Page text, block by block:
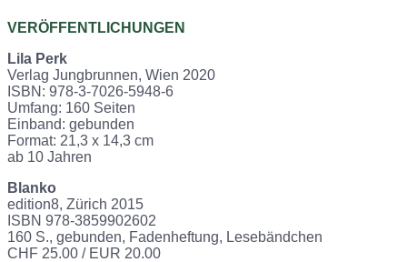
VERÖFFENTLICHUNGEN
Lila Perk
Verlag Jungbrunnen, Wien 2020
ISBN: 978-3-7026-5948-6
Umfang: 160 Seiten
Einband: gebunden
Format: 21,3 x 14,3 cm
ab 10 Jahren
Blanko
edition8, Zürich 2015
ISBN 978-3859902602
160 S., gebunden, Fadenheftung, Lesebändchen
CHF 25.00 / EUR 20.00